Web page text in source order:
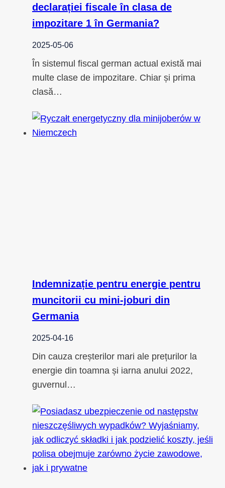
declarației fiscale în clasa de
impozitare 1 în Germania?
2025-05-06
În sistemul fiscal german actual există mai
multe clase de impozitare. Chiar și prima
clasă…
Indemnizație pentru energie pentru
muncitorii cu mini-joburi din
Germania
2025-04-16
Din cauza creșterilor mari ale prețurilor la
energie din toamna și iarna anului 2022,
guvernul…